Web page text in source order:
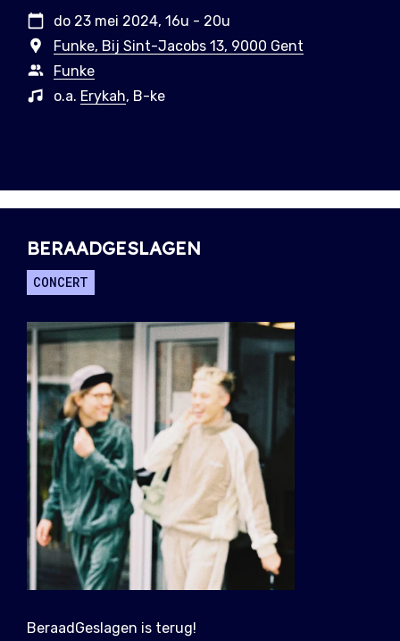
do 23 mei 2024, 16u - 20u
Funke, Bij Sint-Jacobs 13, 9000 Gent
Funke
o.a. Erykah, B-ke
BERAADGESLAGEN
CONCERT
BeraadGeslagen is terug!